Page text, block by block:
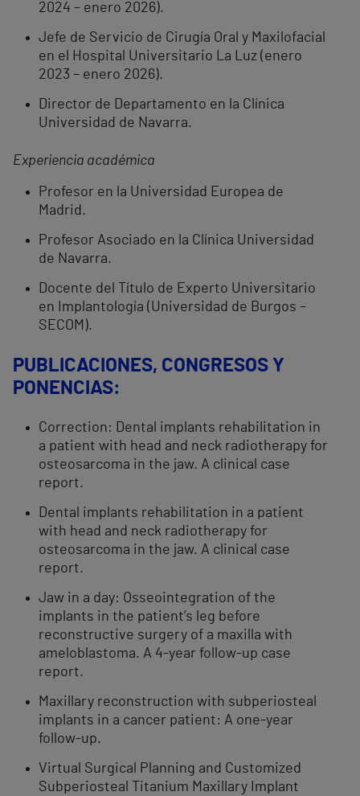
2024 – enero 2026).
Jefe de Servicio de Cirugía Oral y Maxilofacial
en el Hospital Universitario La Luz (enero
2023 – enero 2026).
Director de Departamento en la Clínica
Universidad de Navarra.
Experiencia académica
Profesor en la Universidad Europea de
Madrid.
Profesor Asociado en la Clínica Universidad
de Navarra.
Docente del Título de Experto Universitario
en Implantología (Universidad de Burgos –
SECOM).
PUBLICACIONES, CONGRESOS Y
PONENCIAS:
Correction: Dental implants rehabilitation in
a patient with head and neck radiotherapy for
osteosarcoma in the jaw. A clinical case
report.
Dental implants rehabilitation in a patient
with head and neck radiotherapy for
osteosarcoma in the jaw. A clinical case
report.
Jaw in a day: Osseointegration of the
implants in the patient’s leg before
reconstructive surgery of a maxilla with
ameloblastoma. A 4-year follow-up case
report.
Maxillary reconstruction with subperiosteal
implants in a cancer patient: A one-year
follow-up.
Virtual Surgical Planning and Customized
Subperiosteal Titanium Maxillary Implant